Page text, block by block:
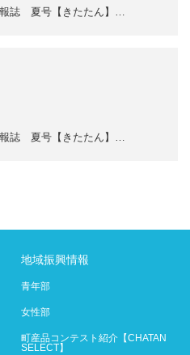
誌 夏号【きたたん】…
誌 夏号【きたたん】…
地域振興情報
青年部
女性部
町産品コンテスト紹介【CHATAN
SELECT】